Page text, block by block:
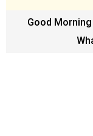
Good Morning